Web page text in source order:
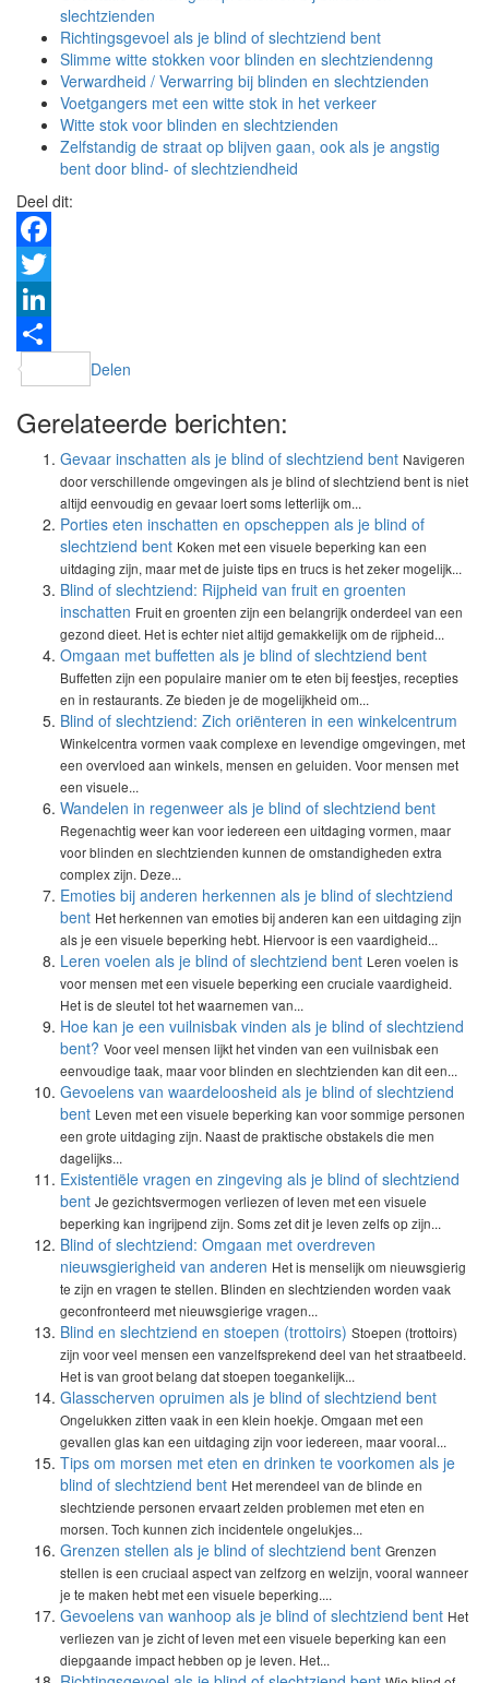
slechtzienden
Richtingsgevoel als je blind of slechtziend bent
Slimme witte stokken voor blinden en slechtziendenng
Verwardheid / Verwarring bij blinden en slechtzienden
Voetgangers met een witte stok in het verkeer
Witte stok voor blinden en slechtzienden
Zelfstandig de straat op blijven gaan, ook als je angstig
bent door blind- of slechtziendheid
Deel dit:
Facebook
Twitter
LinkedIn
Delen
Gerelateerde berichten:
Gevaar inschatten als je blind of slechtziend bent Navigeren
door verschillende omgevingen als je blind of slechtziend bent is niet
altijd eenvoudig en gevaar loert soms letterlijk om...
Porties eten inschatten en opscheppen als je blind of
slechtziend bent Koken met een visuele beperking kan een
uitdaging zijn, maar met de juiste tips en trucs is het zeker mogelijk...
Blind of slechtziend: Rijpheid van fruit en groenten
inschatten Fruit en groenten zijn een belangrijk onderdeel van een
gezond dieet. Het is echter niet altijd gemakkelijk om de rijpheid...
Omgaan met buffetten als je blind of slechtziend bent
Buffetten zijn een populaire manier om te eten bij feestjes, recepties
en in restaurants. Ze bieden je de mogelijkheid om...
Blind of slechtziend: Zich oriënteren in een winkelcentrum
Winkelcentra vormen vaak complexe en levendige omgevingen, met
een overvloed aan winkels, mensen en geluiden. Voor mensen met
een visuele...
Wandelen in regenweer als je blind of slechtziend bent
Regenachtig weer kan voor iedereen een uitdaging vormen, maar
voor blinden en slechtzienden kunnen de omstandigheden extra
complex zijn. Deze...
Emoties bij anderen herkennen als je blind of slechtziend
bent Het herkennen van emoties bij anderen kan een uitdaging zijn
als je een visuele beperking hebt. Hiervoor is een vaardigheid...
Leren voelen als je blind of slechtziend bent Leren voelen is
voor mensen met een visuele beperking een cruciale vaardigheid.
Het is de sleutel tot het waarnemen van...
Hoe kan je een vuilnisbak vinden als je blind of slechtziend
bent? Voor veel mensen lijkt het vinden van een vuilnisbak een
eenvoudige taak, maar voor blinden en slechtzienden kan dit een...
Gevoelens van waardeloosheid als je blind of slechtziend
bent Leven met een visuele beperking kan voor sommige personen
een grote uitdaging zijn. Naast de praktische obstakels die men
dagelijks...
Existentiële vragen en zingeving als je blind of slechtziend
bent Je gezichtsvermogen verliezen of leven met een visuele
beperking kan ingrijpend zijn. Soms zet dit je leven zelfs op zijn...
Blind of slechtziend: Omgaan met overdreven
nieuwsgierigheid van anderen Het is menselijk om nieuwsgierig
te zijn en vragen te stellen. Blinden en slechtzienden worden vaak
geconfronteerd met nieuwsgierige vragen...
Blind en slechtziend en stoepen (trottoirs) Stoepen (trottoirs)
zijn voor veel mensen een vanzelfsprekend deel van het straatbeeld.
Het is van groot belang dat stoepen toegankelijk...
Glasscherven opruimen als je blind of slechtziend bent
Ongelukken zitten vaak in een klein hoekje. Omgaan met een
gevallen glas kan een uitdaging zijn voor iedereen, maar vooral...
Tips om morsen met eten en drinken te voorkomen als je
blind of slechtziend bent Het merendeel van de blinde en
slechtziende personen ervaart zelden problemen met eten en
morsen. Toch kunnen zich incidentele ongelukjes...
Grenzen stellen als je blind of slechtziend bent Grenzen
stellen is een cruciaal aspect van zelfzorg en welzijn, vooral wanneer
je te maken hebt met een visuele beperking....
Gevoelens van wanhoop als je blind of slechtziend bent Het
verliezen van je zicht of leven met een visuele beperking kan een
diepgaande impact hebben op je leven. Het...